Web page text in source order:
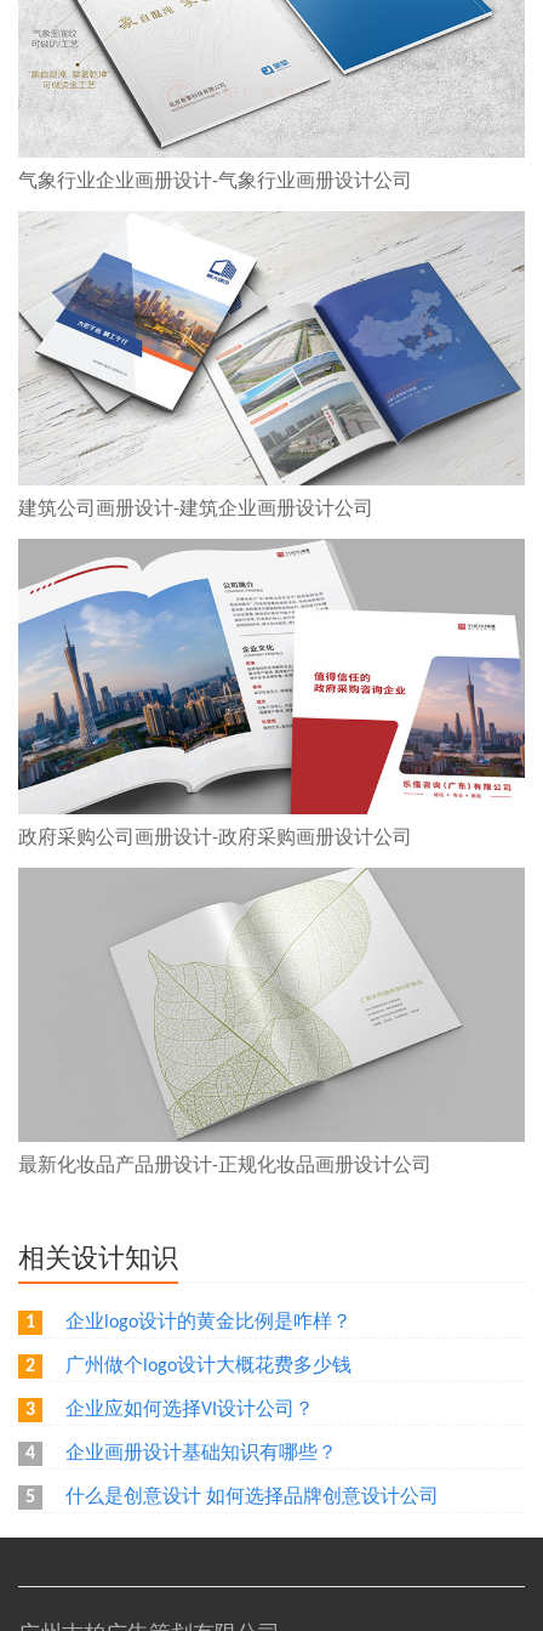
气象行业企业画册设计-气象行业画册设计公司
建筑公司画册设计-建筑企业画册设计公司
政府采购公司画册设计-政府采购画册设计公司
最新化妆品产品册设计-正规化妆品画册设计公司
相关设计知识
1 企业logo设计的黄金比例是咋样？
2 广州做个logo设计大概花费多少钱
3 企业应如何选择VI设计公司？
4 企业画册设计基础知识有哪些？
5 什么是创意设计 如何选择品牌创意设计公司